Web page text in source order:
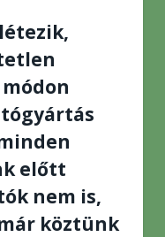
előtt
nem is,
köztünk